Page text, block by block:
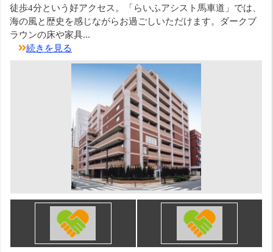
徒歩4分という好アクセス。「らいふアシスト馬車道」では、
海の風と歴史を感じながらお過ごしいただけます。ダークブ
ラウンの床や家具...
続きを見る